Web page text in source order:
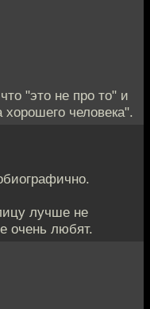
"это не про то" и
человека".
лучше не
очень любят.